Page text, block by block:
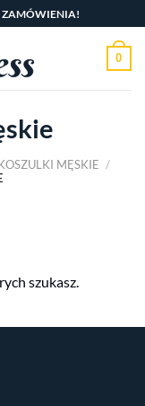
ZAMÓWIENIA!
0
MĘSKIE /
szukasz.